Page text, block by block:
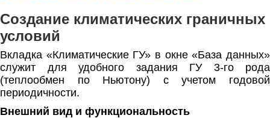
Создание климатических граничных
условий
Вкладка «Климатические ГУ» в окне «База данных»
служит для удобного задания ГУ 3-го рода
(теплообмен по Ньютону) с учетом годовой
периодичности.
Внешний вид и функциональность